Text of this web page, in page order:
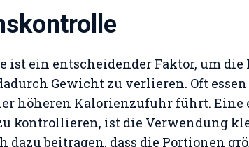
ist ein entscheidender Faktor, um
Gewicht zu verlieren. Oft
höheren Kalorienzufuhr führt. Eine
kontrollieren, ist die Verwendung
dazu beitragen, dass die Portionen